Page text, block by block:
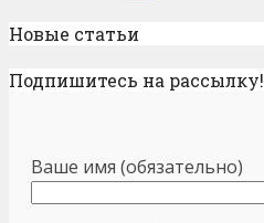
Новые статьи
Подпишитесь на рассылку!
Ваше имя (обязательно)